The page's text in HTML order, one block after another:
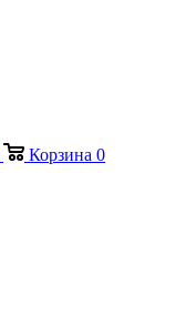
Корзина 0